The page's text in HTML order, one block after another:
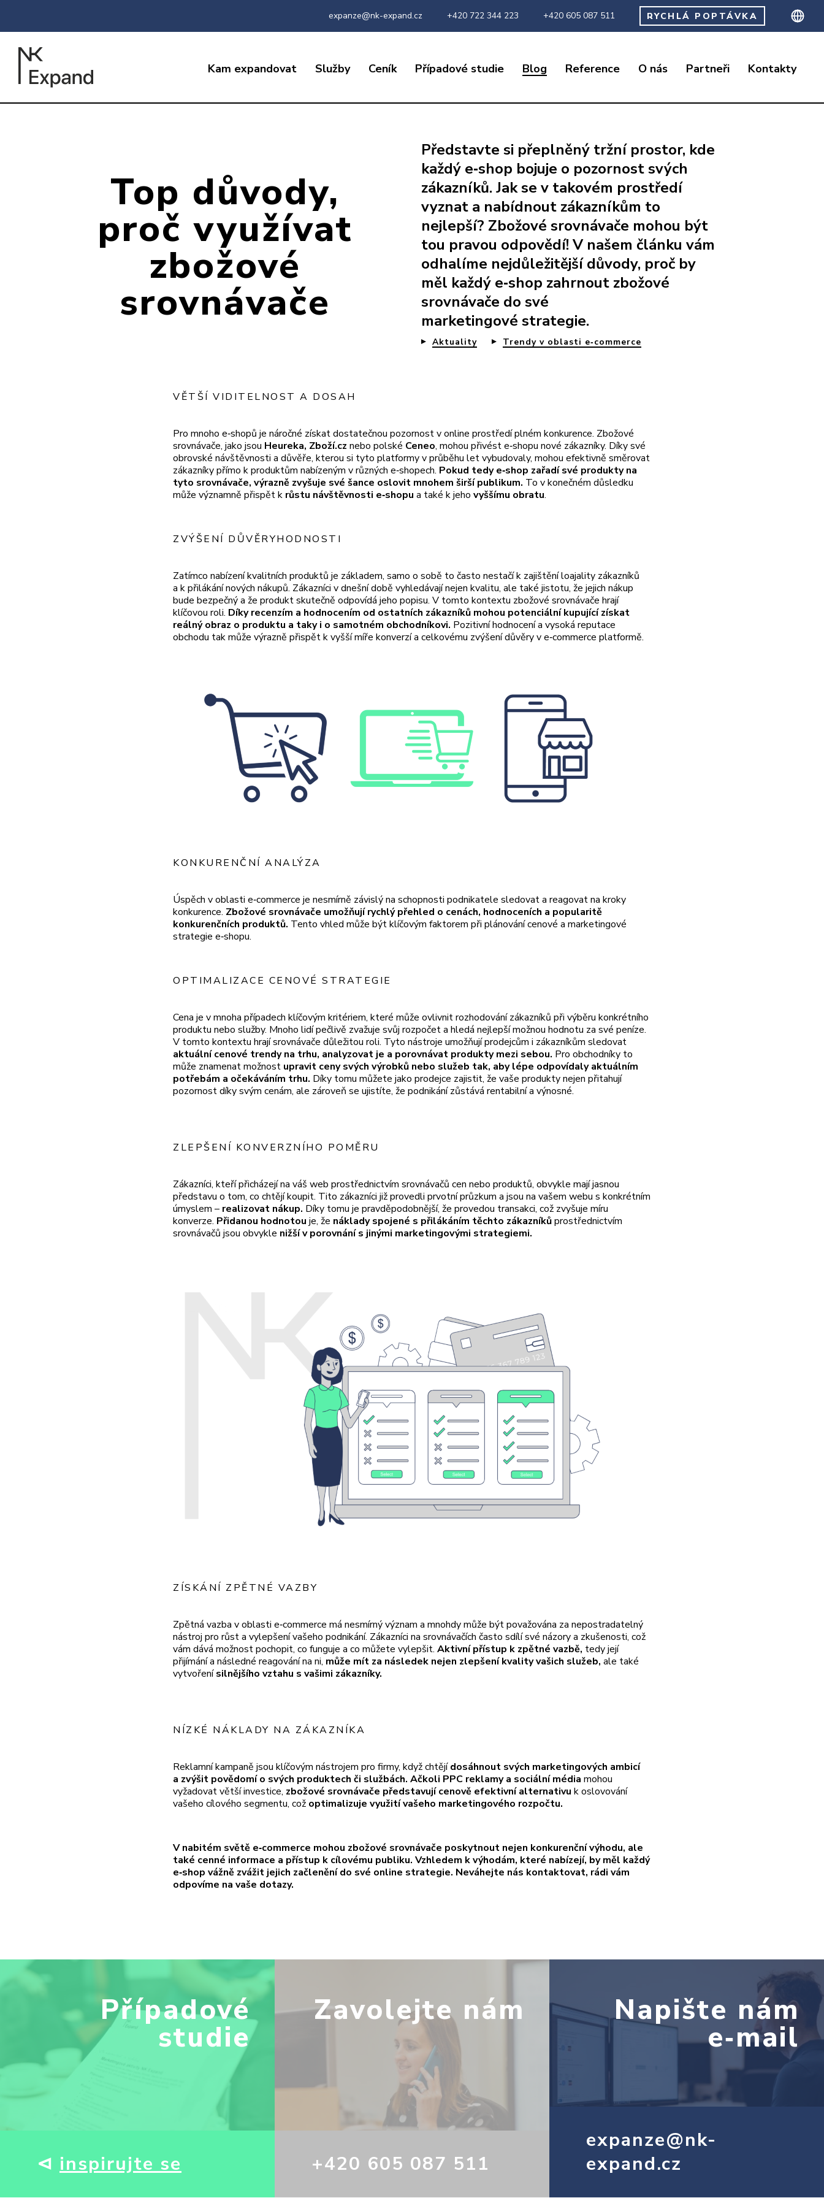
expanze@nk-expand.cz +420 722 344 223 +420 605 087 511 RYCHLÁ POPTÁVKA
Kam expandovat Služby Ceník Případové studie Blog Reference O nás Partneři Kontakty
Top důvody,
proč využívat
zbožové
srovnávače
Představte si přeplněný tržní prostor, kde
každý e‑shop bojuje o pozornost svých
zákazníků. Jak se v takovém prostředí
vyznat a nabídnout zákazníkům to
nejlepší? Zbožové srovnávače mohou být
tou pravou odpovědí! V našem článku vám
odhalíme nejdůležitější důvody, proč by
měl každý e‑shop zahrnout zbožové
srovnávače do své
marketingové strategie.
Aktuality Trendy v oblasti e‑commerce
VĚTŠÍ VIDITELNOST A DOSAH
Pro mnoho e‑shopů je náročné získat dostatečnou pozornost v online prostředí plném konkurence. Zbožové
srovnávače, jako jsou Heureka, Zboží.cz nebo polské Ceneo, mohou přivést e‑shopu nové zákazníky. Díky své
obrovské návštěvnosti a důvěře, kterou si tyto platformy v průběhu let vybudovaly, mohou efektivně směrovat
zákazníky přímo k produktům nabízeným v různých e‑shopech. Pokud tedy e‑shop zařadí své produkty na
tyto srovnávače, výrazně zvyšuje své šance oslovit mnohem širší publikum. To v konečném důsledku
může významně přispět k růstu návštěvnosti e‑shopu a také k jeho vyššímu obratu.
ZVÝŠENÍ DŮVĚRYHODNOSTI
Zatímco nabízení kvalitních produktů je základem, samo o sobě to často nestačí k zajištění loajality zákazníků
a k přilákání nových nákupů. Zákazníci v dnešní době vyhledávají nejen kvalitu, ale také jistotu, že jejich nákup
bude bezpečný a že produkt skutečně odpovídá jeho popisu. V tomto kontextu zbožové srovnávače hrají
klíčovou roli. Díky recenzím a hodnocením od ostatních zákazníků mohou potenciální kupující získat
reálný obraz o produktu a taky i o samotném obchodníkovi. Pozitivní hodnocení a vysoká reputace
obchodu tak může výrazně přispět k vyšší míře konverzí a celkovému zvýšení důvěry v e‑commerce platformě.
KONKURENČNÍ ANALÝZA
Úspěch v oblasti e‑commerce je nesmírně závislý na schopnosti podnikatele sledovat a reagovat na kroky
konkurence. Zbožové srovnávače umožňují rychlý přehled o cenách, hodnoceních a popularitě
konkurenčních produktů. Tento vhled může být klíčovým faktorem při plánování cenové a marketingové
strategie e‑shopu.
OPTIMALIZACE CENOVÉ STRATEGIE
Cena je v mnoha případech klíčovým kritériem, které může ovlivnit rozhodování zákazníků při výběru konkrétního
produktu nebo služby. Mnoho lidí pečlivě zvažuje svůj rozpočet a hledá nejlepší možnou hodnotu za své peníze.
V tomto kontextu hrají srovnávače důležitou roli. Tyto nástroje umožňují prodejcům i zákazníkům sledovat
aktuální cenové trendy na trhu, analyzovat je a porovnávat produkty mezi sebou. Pro obchodníky to
může znamenat možnost upravit ceny svých výrobků nebo služeb tak, aby lépe odpovídaly aktuálním
potřebám a očekáváním trhu. Díky tomu můžete jako prodejce zajistit, že vaše produkty nejen přitahují
pozornost díky svým cenám, ale zároveň se ujistíte, že podnikání zůstává rentabilní a výnosné.
ZLEPŠENÍ KONVERZNÍHO POMĚRU
Zákazníci, kteří přicházejí na váš web prostřednictvím srovnávačů cen nebo produktů, obvykle mají jasnou
představu o tom, co chtějí koupit. Tito zákazníci již provedli prvotní průzkum a jsou na vašem webu s konkrétním
úmyslem – realizovat nákup. Díky tomu je pravděpodobnější, že provedou transakci, což zvyšuje míru
konverze. Přidanou hodnotou je, že náklady spojené s přilákáním těchto zákazníkůprostřednictvím
srovnávačů jsou obvykle nižší v porovnání s jinými marketingovými strategiemi.
ZÍSKÁNÍ ZPĚTNÉ VAZBY
Zpětná vazba v oblasti e‑commerce má nesmírný význam a mnohdy může být považována za nepostradatelný
nástroj pro růst a vylepšení vašeho podnikání. Zákazníci na srovnávačích často sdílí své názory a zkušenosti, což
vám dává možnost pochopit, co funguje a co můžete vylepšit. Aktivní přístup k zpětné vazbě, tedy její
přijímání a následné reagování na ni, může mít za následek nejen zlepšení kvality vašich služeb, ale také
vytvořenísilnějšího vztahu s vašimi zákazníky.
NÍZKÉ NÁKLADY NA ZÁKAZNÍKA
Reklamní kampaně jsou klíčovým nástrojem pro firmy, když chtějídosáhnout svých marketingových ambicí
a zvýšit povědomí o svých produktech či službách. Ačkoli PPC reklamy a sociální média mohou
vyžadovat větší investice, zbožové srovnávače představují cenově efektivní alternativu k oslovování
vašeho cílového segmentu, což optimalizuje využití vašeho marketingového rozpočtu.
V nabitém světě e‑commerce mohou zbožové srovnávače poskytnout nejen konkurenční výhodu, ale
také cenné informace a přístup k cílovému publiku. Vzhledem k výhodám, které nabízejí, by měl každý
e‑shop vážně zvážit jejich začlenění do své online strategie. Neváhejte nás kontaktovat, rádi vám
odpovíme na vaše dotazy.
Případové
studie
⊲ inspirujte se
Zavolejte nám
+420 605 087 511
Napište nám
e‑mail
expanze@nk-
expand.cz